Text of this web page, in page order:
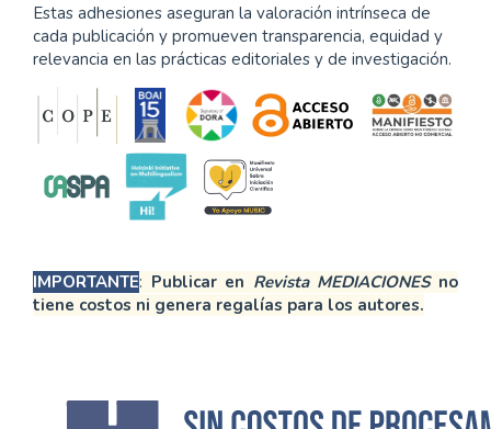
Estas adhesiones aseguran la valoración intrínseca de
cada publicación y promueven transparencia, equidad y
relevancia en las prácticas editoriales y de investigación.
IMPORTANTE: Publicar en Revista MEDIACIONESno
tiene costos ni genera regalías para los autores.